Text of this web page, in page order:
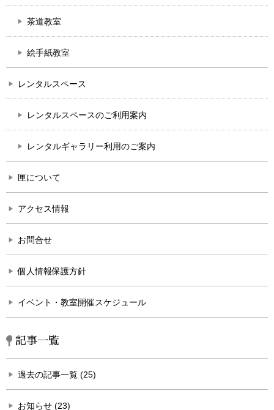
茶道教室
絵手紙教室
レンタルスペース
レンタルスペースのご利用案内
レンタルギャラリー利用のご案内
匣について
アクセス情報
お問合せ
個人情報保護方針
イベント・教室開催スケジュール
記事一覧
過去の記事一覧 (25)
お知らせ (23)